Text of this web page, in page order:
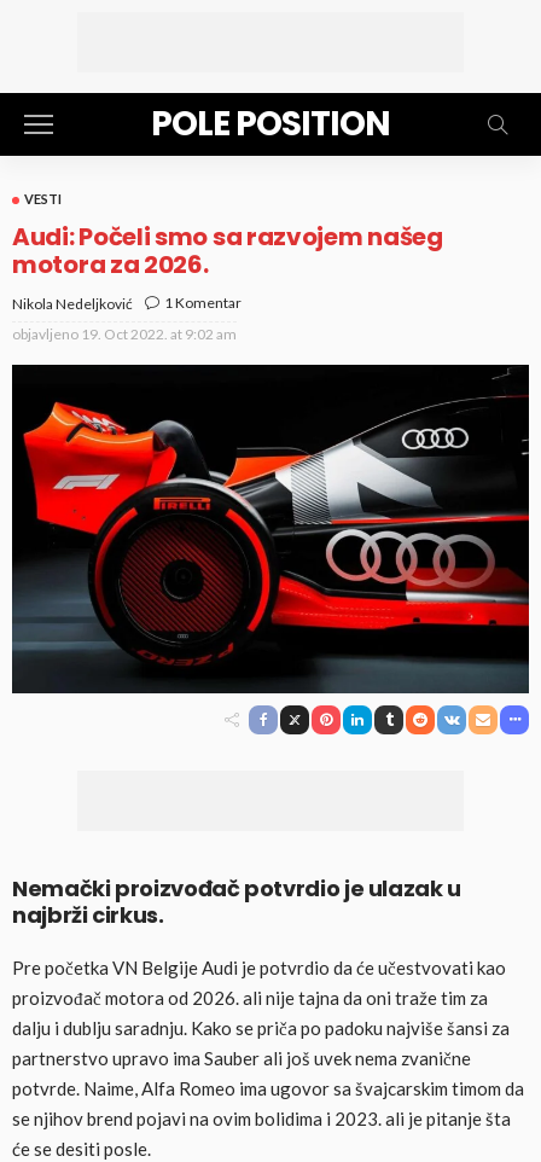
POLE POSITION
VESTI
Audi: Počeli smo sa razvojem našeg
motora za 2026.
Nikola Nedeljković
1 Komentar
objavljeno 19. Oct 2022. at 9:02 am
Nemački proizvođač potvrdio je ulazak u
najbrži cirkus.
Pre početka VN Belgije Audi je potvrdio da će učestvovati kao
proizvođač motora od 2026. ali nije tajna da oni traže tim za
dalju i dublju saradnju. Kako se priča po padoku najviše šansi za
partnerstvo upravo ima Sauber ali još uvek nema zvanične
potvrde. Naime, Alfa Romeo ima ugovor sa švajcarskim timom da
se njihov brend pojavi na ovim bolidima i 2023. ali je pitanje šta
će se desiti posle.